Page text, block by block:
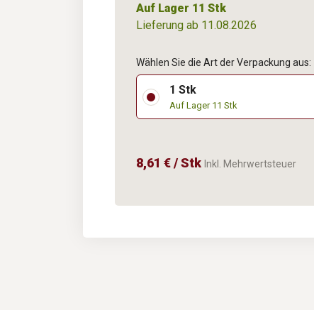
Auf Lager 11 Stk
Lieferung ab 11.08.2026
Wählen Sie die Art der Verpackung aus:
1 Stk
Auf Lager 11 Stk
8,61 € / Stk Inkl. Mehrwertsteuer